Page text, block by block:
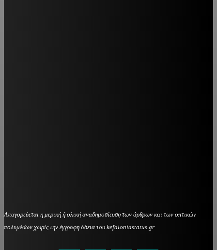
Απαγορεύεται η μερική ή ολική αναδημοσίευση των άρθρων και των οπτικών
πολυμέσων χωρίς την έγγραφη άδεια του kefaloniastatus.gr